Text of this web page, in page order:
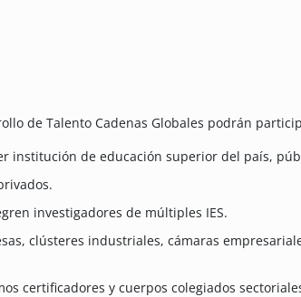
de Talento Cadenas Globales podrán
institución de educación superior del país,
investigadores de múltiples IES.
clústeres industriales, cámaras
certificadores y cuerpos colegiados